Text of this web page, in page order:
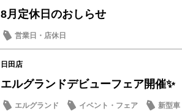
8月定休日のおしらせ
営業日・店休日
日田店
エルグランドデビューフェア開催✨
エルグランド イベント・フェア 新型車